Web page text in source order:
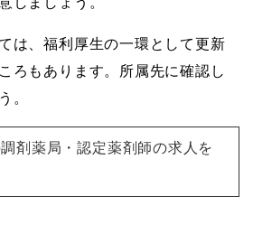
は、福利厚生の一環として更新
ろもあります。所属先に確認し
。
剤薬局・認定薬剤師の求人を